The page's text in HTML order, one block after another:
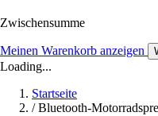
Zwischensumme
Meinen Warenkorb anzeigen
Loading...
Startseite
/ Bluetooth-